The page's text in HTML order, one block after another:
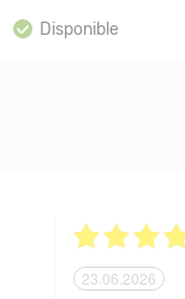
21.06.2026